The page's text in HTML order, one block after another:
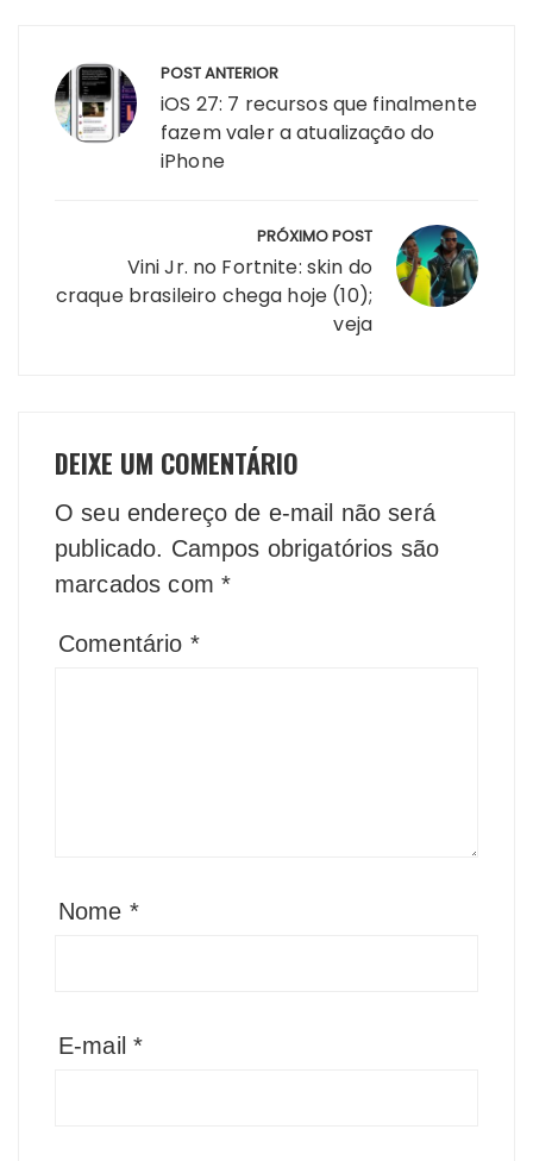
de
Post
POST ANTERIOR
iOS 27: 7 recursos que finalmente
fazem valer a atualização do
iPhone
PRÓXIMO POST
Vini Jr. no Fortnite: skin do
craque brasileiro chega hoje (10);
veja
DEIXE UM COMENTÁRIO
O seu endereço de e-mail não será
publicado. Campos obrigatórios são
marcados com *
Comentário *
Nome *
E-mail*